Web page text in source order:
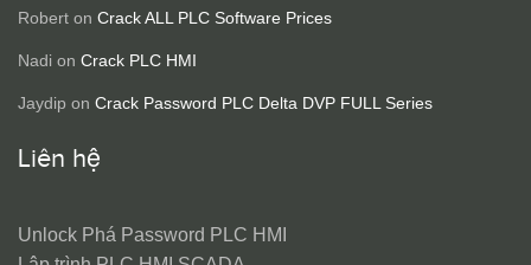
Robert on Crack ALL PLC Software Prices
Nadi on Crack PLC HMI
Jaydip on Crack Password PLC Delta DVP FULL Series
Liên hệ
Unlock Phá Password PLC HMI